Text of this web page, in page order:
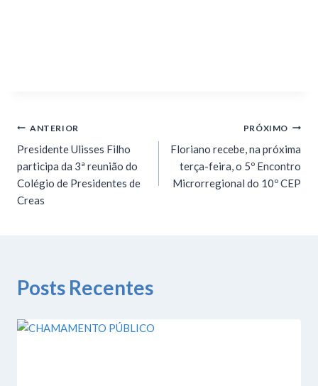
ANTERIOR
Presidente Ulisses Filho
participa da 3ª reunião do
Colégio de Presidentes de
Creas
PRÓXIMO
Floriano recebe, na próxima
terça-feira, o 5º Encontro
Microrregional do 10º CEP
Posts Recentes